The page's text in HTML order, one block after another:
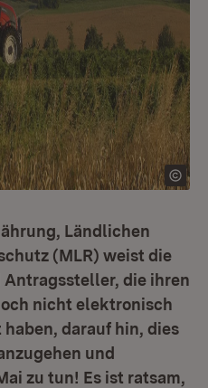
Ländlichen
(MLR) weist die
die ihren
nicht elektronisch
darauf hin, dies
und
zu tun! Es ist ratsam,